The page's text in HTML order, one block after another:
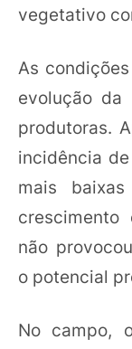
vegetativo
As
evolução da
produtoras.
incidência
mais
crescimento
não
o potencial
No campo,